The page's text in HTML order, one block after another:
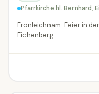
Pfarrkirche hl. Bernhard,
Fronleichnam-Feier in
Eichenberg